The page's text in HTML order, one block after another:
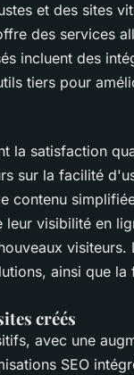
et des sites
des services
incluent des
tiers pour
la satisfaction
sur la facilité
contenu
visibilité en
visiteurs.
ainsi que
créés
avec une
SEO